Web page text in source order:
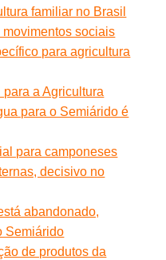
familiar no Brasil
sociais
para agricultura
a Agricultura
para o Semiárido é
para camponeses
decisivo no
abandonado,
Semiárido
de produtos da